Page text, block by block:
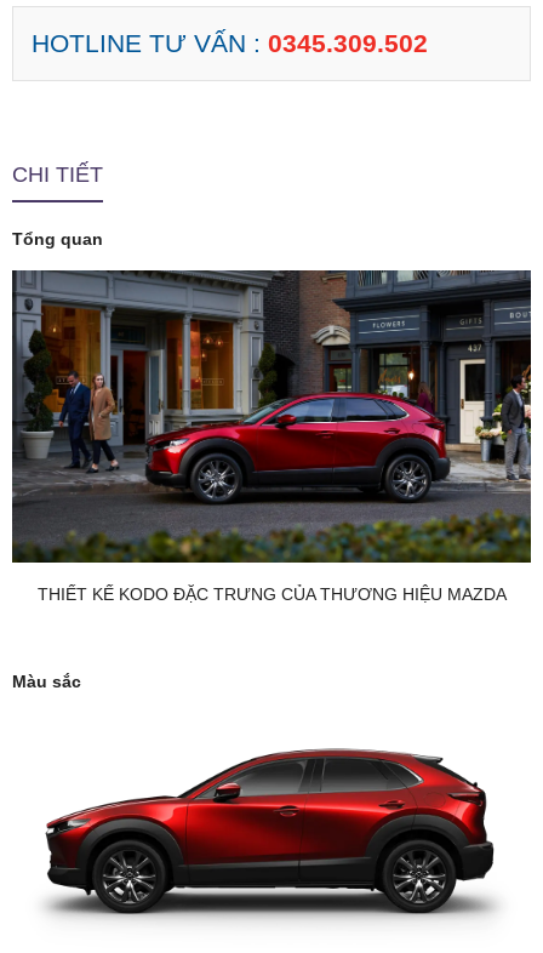
HOTLINE TƯ VẤN : 0345.309.502
CHI TIẾT
Tổng quan
THIẾT KẾ KODO ĐẶC TRƯNG CỦA THƯƠNG HIỆU MAZDA
Màu sắc